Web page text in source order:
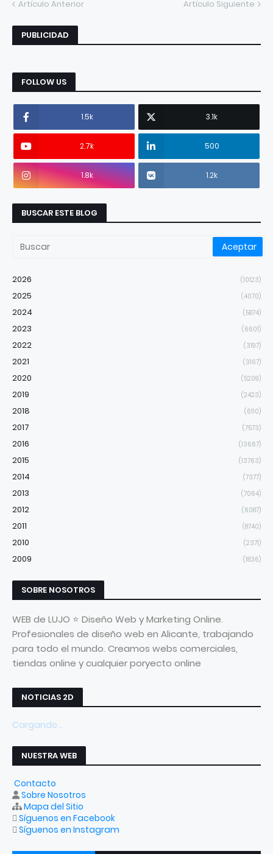
Artículo Anterior Artículo Siguiente
PUBLICIDAD
FOLLOW US
1.5k 3.1k
2.7k 500
1.8k 1.2k
BUSCAR ESTE BLOG
2026 (10123)
2025 (4070)
2024 (5874)
2023 (6601)
2022 (3197)
2021 (3167)
2020 (5209)
2019 (2423)
2018 (6110)
2017 (7573)
2016 (13667)
2015 (13763)
2014 (7377)
2013 (7064)
2012 (6087)
2011 (8740)
2010 (2371)
2009 (1836)
SOBRE NOSOTROS
WEB de LUJO ⭐ Diseño Web y Marketing Online.
Profesionales de diseño web en Alicante, trabajando
para todo el mundo. Creamos webs comerciales,
tiendas online y cualquier poryecto online
NOTICIAS 2D
Cargando...
NUESTRA WEB
Contacto
Sobre Nosotros
Mapa del Sitio
Síguenos en Facebook
Síguenos en Instagram